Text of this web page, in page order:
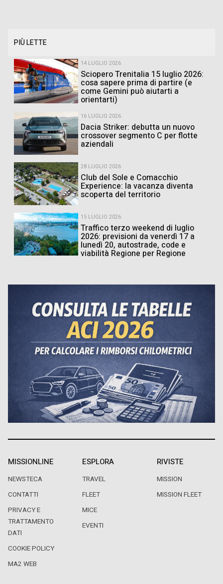
PIÙ LETTE
14 LUGLIO 2026
Sciopero Trenitalia 15 luglio 2026:
cosa sapere prima di partire (e
come Gemini può aiutarti a
orientarti)
16 LUGLIO 2026
Dacia Striker: debutta un nuovo
crossover segmento C per flotte
aziendali
28 LUGLIO 2026
Club del Sole e Comacchio
Experience: la vacanza diventa
scoperta del territorio
15 LUGLIO 2026
Traffico terzo weekend di luglio
2026: previsioni da venerdì 17 a
lunedì 20, autostrade, code e
viabilità Regione per Regione
MISSIONLINE
NEWSTECA
CONTATTI
PRIVACY E
TRATTAMENTO
DATI
COOKIE POLICY
MA2 WEB
ESPLORA
TRAVEL
FLEET
MICE
EVENTI
RIVISTE
MISSION
MISSION FLEET